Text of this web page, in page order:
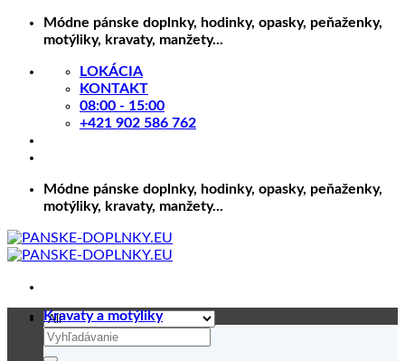
Skip
Módne pánske doplnky, hodinky, opasky, peňaženky,
motýliky, kravaty, manžety...
LOKÁCIA
KONTAKT
08:00 - 15:00
+421 902 586 762
Módne pánske doplnky, hodinky, opasky, peňaženky,
motýliky, kravaty, manžety...
Hľadať:
Kravaty a motýliky